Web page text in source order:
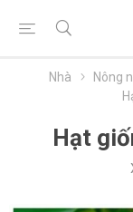
Nhà Nông
Hạt